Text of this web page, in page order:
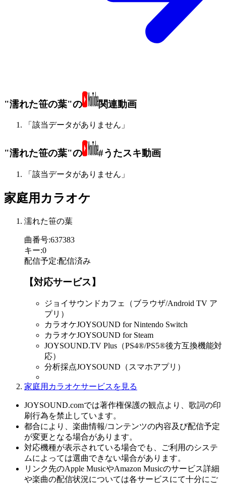
"濡れた笹の葉"の 関連動画
「該当データがありません」
"濡れた笹の葉"の #うたスキ動画
「該当データがありません」
家庭用カラオケ
濡れた笹の葉
曲番号:637383
キー:0
配信予定:配信済み
【対応サービス】
ジョイサウンドカフェ（ブラウザ/Android TV ア
プリ）
カラオケJOYSOUND for Nintendo Switch
カラオケJOYSOUND for Steam
JOYSOUND.TV Plus（PS4®/PS5®後方互換機能対
応）
分析採点JOYSOUND（スマホアプリ）
家庭用カラオケサービスを見る
JOYSOUND.comでは著作権保護の観点より、歌詞の印
刷行為を禁止しています。
都合により、楽曲情報/コンテンツの内容及び配信予定
が変更となる場合があります。
対応機種が表示されている場合でも、ご利用のシステ
ムによっては選曲できない場合があります。
リンク先のApple MusicやAmazon Musicのサービス詳細
や楽曲の配信状況については各サービスにて十分にご